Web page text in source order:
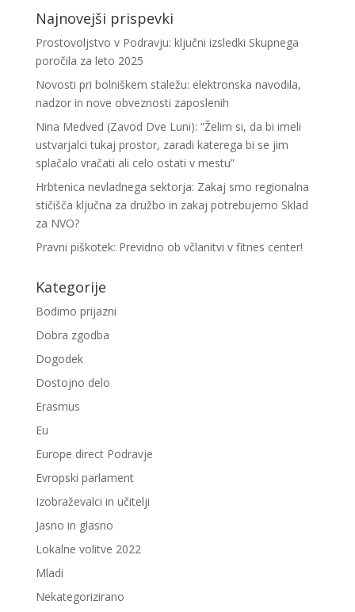
Najnovejši prispevki
Prostovoljstvo v Podravju: ključni izsledki Skupnega
poročila za leto 2025
Novosti pri bolniškem staležu: elektronska navodila,
nadzor in nove obveznosti zaposlenih
Nina Medved (Zavod Dve Luni): “Želim si, da bi imeli
ustvarjalci tukaj prostor, zaradi katerega bi se jim
splačalo vračati ali celo ostati v mestu”
Hrbtenica nevladnega sektorja: Zakaj smo regionalna
stičišča ključna za družbo in zakaj potrebujemo Sklad
za NVO?
Pravni piškotek: Previdno ob včlanitvi v fitnes center!
Kategorije
Bodimo prijazni
Dobra zgodba
Dogodek
Dostojno delo
Erasmus
Eu
Europe direct Podravje
Evropski parlament
Izobraževalci in učitelji
Jasno in glasno
Lokalne volitve 2022
Mladi
Nekategorizirano